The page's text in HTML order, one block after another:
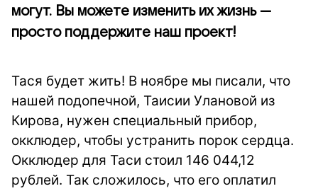
могут. Вы можете изменить их жизнь —
просто поддержите наш проект!
Тася будет жить! В ноябре мы писали, что
нашей подопечной, Таисии Улановой из
Кирова, нужен специальный прибор,
окклюдер, чтобы устранить порок сердца.
Окклюдер для Таси стоил 146 044,12
рублей. Так сложилось, что его оплатил